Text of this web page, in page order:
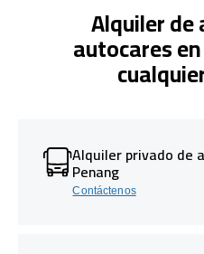
Alquiler
autocares
Alquiler privado de
Penang
Contáctenos